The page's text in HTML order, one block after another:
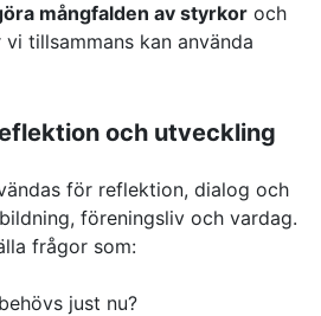
mångfalden av styrkor och
tillsammans kan använda
och utveckling
för reflektion, dialog och
föreningsliv och vardag.
frågor som:
just nu?